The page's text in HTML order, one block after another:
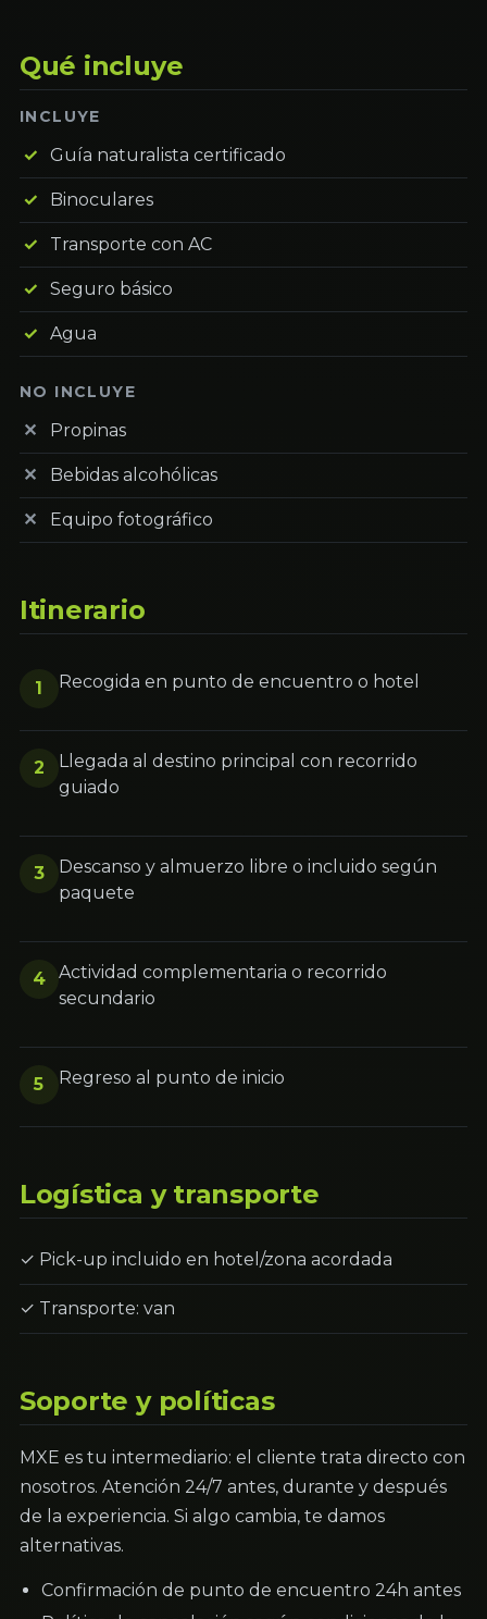
Qué incluye
INCLUYE
Guía naturalista certificado
Binoculares
Transporte con AC
Seguro básico
Agua
NO INCLUYE
Propinas
Bebidas alcohólicas
Equipo fotográfico
Itinerario
1 Recogida en punto de encuentro o hotel
2
Llegada al destino principal con recorrido
guiado
3
Descanso y almuerzo libre o incluido según
paquete
4
Actividad complementaria o recorrido
secundario
5 Regreso al punto de inicio
Logística y transporte
✓ Pick-up incluido en hotel/zona acordada
✓ Transporte: van
Soporte y políticas
MXE es tu intermediario: el cliente trata directo con
nosotros. Atención 24/7 antes, durante y después
de la experiencia. Si algo cambia, te damos
alternativas.
Confirmación de punto de encuentro 24h antes